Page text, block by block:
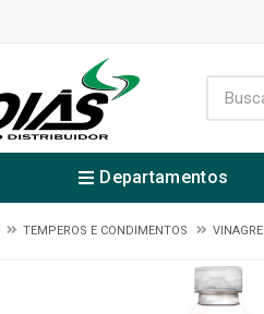
Departamentos
TEMPEROS E CONDIMENTOS VINAGRE